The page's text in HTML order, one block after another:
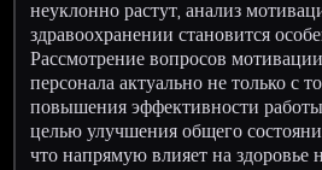
неуклонно растут, анализ
здравоохранении становится
Рассмотрение вопросов
персонала актуально не только с
повышения эффективности
целью улучшения общего
что напрямую влияет на здоровье